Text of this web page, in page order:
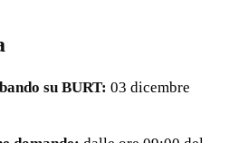
su BURT: 03 dicembre